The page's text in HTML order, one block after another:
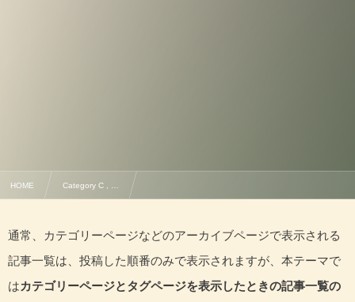
HOME Category C , …
通常、カテゴリーページなどのアーカイブページで表示される
記事一覧は、投稿した順番のみで表示されますが、本テーマで
はカテゴリーページとタグページを表示したときの記事一覧の